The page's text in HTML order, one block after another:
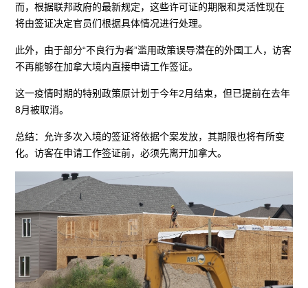
而，根据联邦政府的最新规定，这些许可证的期限和灵活性现在
将由签证决定官员们根据具体情况进行处理。
此外，由于部分“不良行为者”滥用政策误导潜在的外国工人，访客
不再能够在加拿大境内直接申请工作签证。
这一疫情时期的特别政策原计划于今年2月结束，但已提前在去年
8月被取消。
总结：允许多次入境的签证将依据个案发放，其期限也将有所变
化。访客在申请工作签证前，必须先离开加拿大。